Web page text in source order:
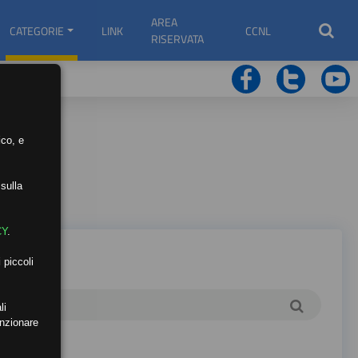
CATEGORIE LINK
AREA
RISERVATA
CCNL
e
.
piccoli